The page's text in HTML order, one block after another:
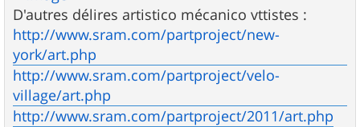
D'autres délires artistico mécanico vttistes :
http://www.sram.com/partproject/new-
york/art.php
http://www.sram.com/partproject/velo-
village/art.php
http://www.sram.com/partproject/2011/art.php